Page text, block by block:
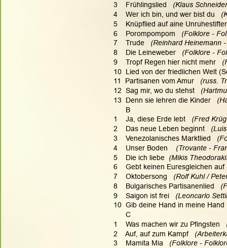
3    Frühlingslied
(Klaus
4    Wer ich bin, und wer bist du
5    Knüpflied auf aine
6    Porompompom
(Folklore -
7    Trude
(Reinhard Heinemann
8    Die Leineweber
(Folklore -
9    Tropf Regen hier nicht mehr
10  Lied von der friedlichen Welt
11  Partisanen vom Amur
(russ.
12  Sag mir, wo du stehst
13  Denn sie lehren die Kinder
      B
1    Ja, diese Erde lebt
(Fred
2    Das neue Leben beginnt
3    Venezolanisches Marktlied
4    Unser Boden
(Trovante -
5    Die ich liebe (Mikis
6    Gebt keinen Euresgleichen auf
7    Oktobersong (Rolf Kuhl /
8    Bulgarisches Partisanenlied
9    Saigon ist frei
(Leoncarlo
10  Gib deine Hand in meine Hand
      C
1    Was machen wir zu Pfingsten
2    Auf, auf zum Kampf
3    Mamita Mia
(Folklore -